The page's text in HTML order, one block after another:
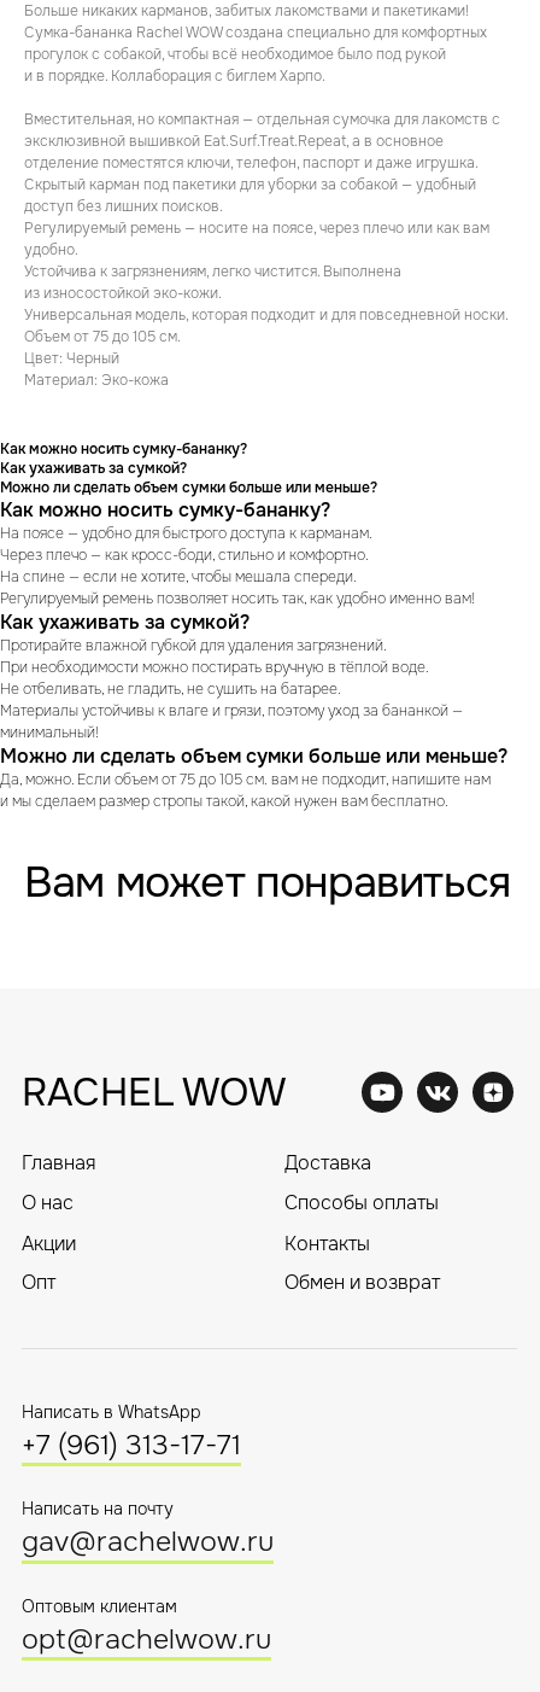
Больше никаких карманов, забитых лакомствами и пакетиками!
Сумка-бананка Rachel WOW создана специально для комфортных
прогулок с собакой, чтобы всё необходимое было под рукой
и в порядке. Коллаборация с биглем Харпо.
Вместительная, но компактная — отдельная сумочка для лакомств с
эксклюзивной вышивкой Eat.Surf.Treat.Repeat, а в основное
отделение поместятся ключи, телефон, паспорт и даже игрушка.
Скрытый карман под пакетики для уборки за собакой — удобный
доступ без лишних поисков.
Регулируемый ремень — носите на поясе, через плечо или как вам
удобно.
Устойчива к загрязнениям, легко чистится. Выполнена
из износостойкой эко-кожи.
Универсальная модель, которая подходит и для повседневной носки.
Объем от 75 до 105 см.
Цвет: Черный
Материал: Эко-кожа
Как можно носить сумку-бананку?
Как ухаживать за сумкой?
Можно ли сделать объем сумки больше или меньше?
Как можно носить сумку-бананку?
На поясе — удобно для быстрого доступа к карманам.
Через плечо — как кросс-боди, стильно и комфортно.
На спине — если не хотите, чтобы мешала спереди.
Регулируемый ремень позволяет носить так, как удобно именно вам!
Как ухаживать за сумкой?
Протирайте влажной губкой для удаления загрязнений.
При необходимости можно постирать вручную в тёплой воде.
Не отбеливать, не гладить, не сушить на батарее.
Материалы устойчивы к влаге и грязи, поэтому уход за бананкой —
минимальный!
Можно ли сделать объем сумки больше или меньше?
Да, можно. Если объем от 75 до 105 см. вам не подходит, напишите нам
и мы сделаем размер стропы такой, какой нужен вам бесплатно.
Вам может понравиться
RACHEL WOW
Написать в WhatsApp
Политика обработки
персональных данных
Главная
Соглашение о
конфиденциальности
Доставка
gav@rachelwow.ru
opt@rachelwow.ru
Ⓒ 2025 Rachel WOW